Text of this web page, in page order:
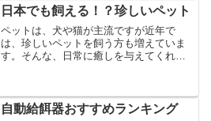
試しセットがあるのでかなりためしやす
いのが魅力です。「犬猫自...
日本でも飼える！？珍しいペット
ペットは、犬や猫が主流ですが近年で
は、珍しいペットを飼う方も増えていま
す。そんな、日常に癒しを与えてくれる
していきます。●ミーヤキャ...
自動給餌器おすすめランキング